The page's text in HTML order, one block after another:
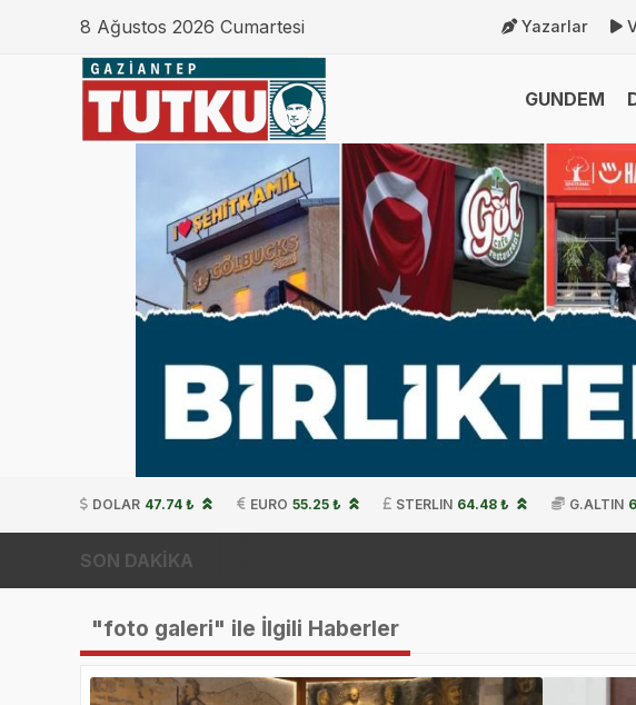
8 Ağustos 2026 Cumartesi Yazarlar
GUNDEM
DOLAR 47.74 ₺ EURO 55.25 ₺ STERLIN 64.48 ₺ G.ALTIN
SON DAKİKA
"foto galeri" ile İlgili Haberler